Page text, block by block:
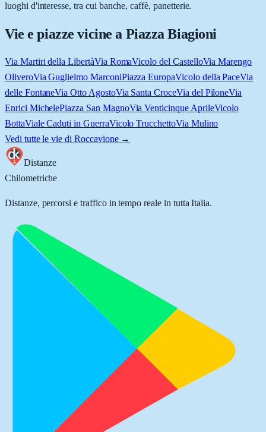
luoghi d'interesse, tra cui banche, caffè, panetterie.
Vie e piazze vicine a Piazza Biagioni
Via Martiri della LibertàVia RomaVicolo del CastelloVia Marengo
OliveroVia Guglielmo MarconiPiazza EuropaVicolo della PaceVia
delle FontaneVia Otto AgostoVia Santa CroceVia del PiloneVia
Enrici MichelePiazza San MagnoVia Venticinque AprileVicolo
BottaViale Caduti in GuerraVicolo TrucchettoVia Mulino
Vedi tutte le vie di Roccavione→
Distanze
Chilometriche
Distanze, percorsi e traffico in tempo reale in tutta Italia.